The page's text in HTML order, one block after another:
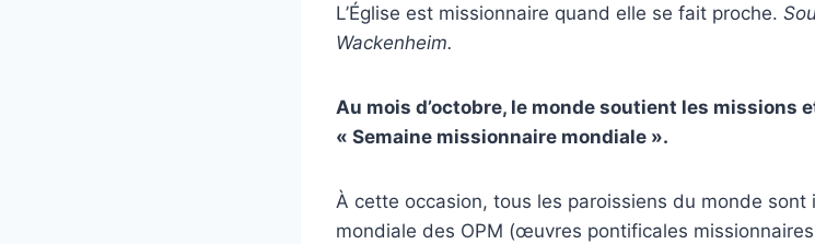
L’Église est missionnaire quand elle se fait proche.
Wackenheim.
Au mois d’octobre, le monde soutient les missions
« Semaine missionnaire mondiale ».
À cette occasion, tous les paroissiens du monde
mondiale des OPM (œuvres pontificales